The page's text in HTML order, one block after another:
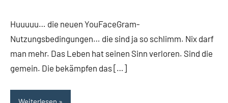
Huuuuu… die neuen YouFaceGram-
Nutzungsbedingungen… die sind ja so schlimm. Nix darf
man mehr. Das Leben hat seinen Sinn verloren. Sind die
gemein. Die bekämpfen das […]